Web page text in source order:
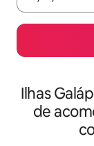
Ilhas
de